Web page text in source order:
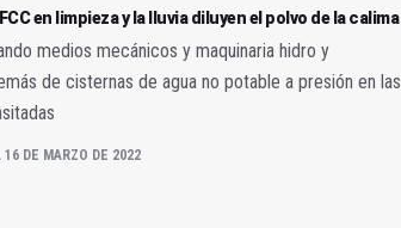
en limpieza y la lluvia diluyen el polvo de la calima
medios mecánicos y maquinaria hidro y
de cisternas de agua no potable a presión en las
16 DE MARZO DE 2022